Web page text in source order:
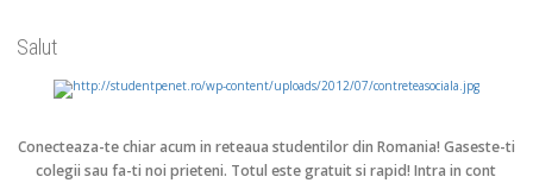
Salut
Conecteaza-te chiar acum in reteaua studentilor din Romania! Gaseste-ti
colegii sau fa-ti noi prieteni. Totul este gratuit si rapid! Intra in cont